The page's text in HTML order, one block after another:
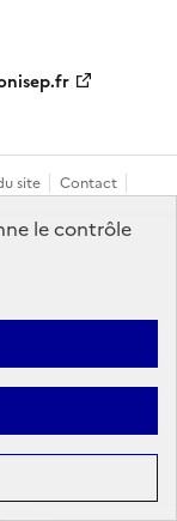
le contrôle
site
Contact
par des tiers,